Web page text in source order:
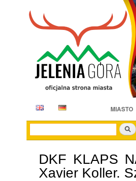
E
D
MIASTO
Szukaj
DKF KLAPS
Xavier Koller.